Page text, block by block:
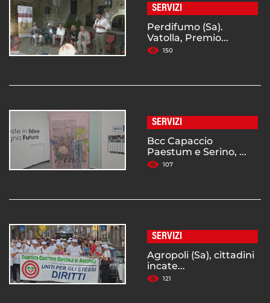
SERVIZI
Perdifumo (Sa).
Vatolla, Premio...
150
SERVIZI
Bcc Capaccio
Paestum e Serino, ...
107
SERVIZI
Agropoli (Sa), cittadini
incate...
121